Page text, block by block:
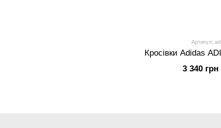
Артикул:
Кросівки Adidas
3 340 грн